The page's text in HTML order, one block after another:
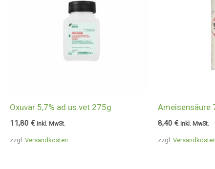
zzgl. Versandkosten
Oxuvar 5,7% ad us.vet 275g
11,80 € inkl. MwSt.
zzgl. Versandkosten
Ameisensäure
8,40 € inkl. MwSt.